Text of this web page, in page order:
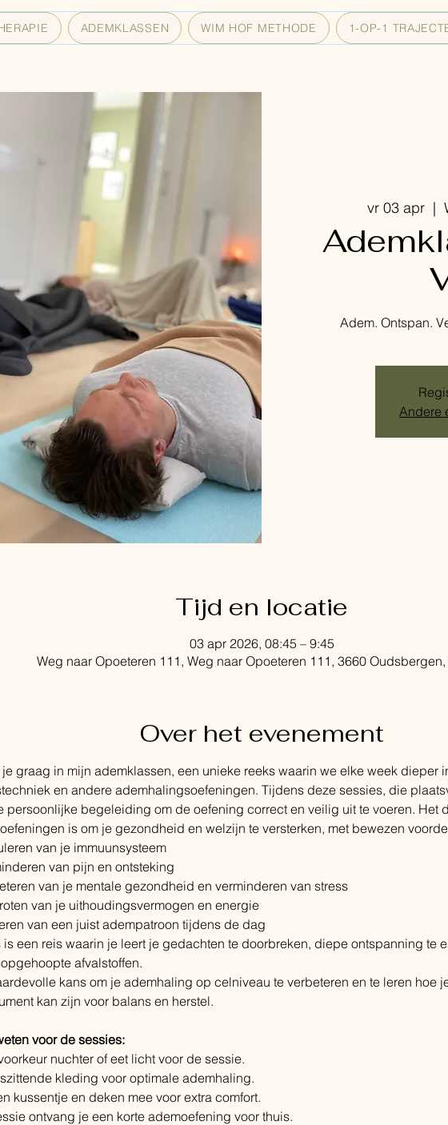
ADEMKLASSEN WIM HOF METHODE 1-OP-1
vr 03 apr
  |
Adem. Ontspan.
Andere
Tijd en locatie
03 apr 2026, 08:45 – 9:45
Weg naar Opoeteren 111, Weg naar Opoeteren 111, 3660
Over het evenement
je graag in mijn ademklassen, een unieke reeks waarin we elke week dieper
en andere ademhalingsoefeningen. Tijdens deze sessies, die
persoonlijke begeleiding om de oefening correct en veilig uit te voeren. Het
is om je gezondheid en welzijn te versterken, met bewezen
van je immuunsysteem
van pijn en ontsteking
van je mentale gezondheid en verminderen van stress
van je uithoudingsvermogen en energie
van een juist adempatroon tijdens de dag
is een reis waarin je leert je gedachten te doorbreken, diepe ontspanning te
afvalstoffen.
kans om je ademhaling op celniveau te verbeteren en te leren hoe
kan zijn voor balans en herstel.
voor de sessies:
nuchter of eet licht voor de sessie.
kleding voor optimale ademhaling.
kussentje en deken mee voor extra comfort.
ontvang je een korte ademoefening voor thuis.